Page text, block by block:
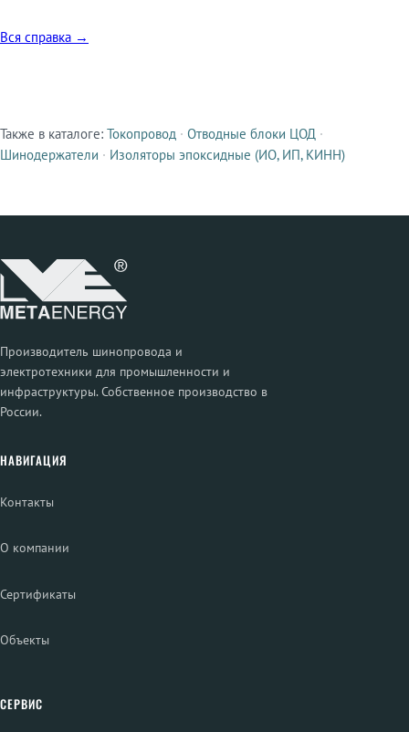
Вся справка →
Смежные продукты
Также в каталоге: Токопровод · Отводные блоки ЦОД ·
Шинодержатели · Изоляторы эпоксидные (ИО, ИП, КИНН)
Производитель шинопровода и
электротехники для промышленности и
инфраструктуры. Собственное производство в
России.
НАВИГАЦИЯ
Контакты
О компании
Сертификаты
Объекты
СЕРВИС